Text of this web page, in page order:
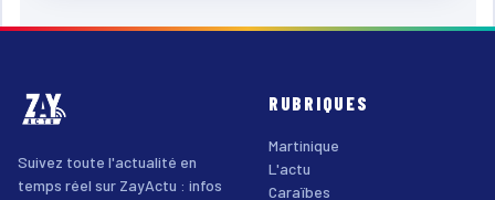
Suivez toute l'actualité en
temps réel sur ZayActu : infos
RUBRIQUES
Martinique
L'actu
Caraïbes